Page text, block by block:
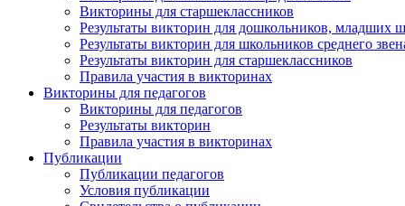
Викторины для старшеклассников
Результаты викторин для дошкольников, младших
Результаты викторин для школьников среднего
Результаты викторин для старшеклассников
Правила участия в викторинах
Викторины для педагогов
Викторины для педагогов
Результаты викторин
Правила участия в викторинах
Публикации
Публикации педагогов
Условия публикации